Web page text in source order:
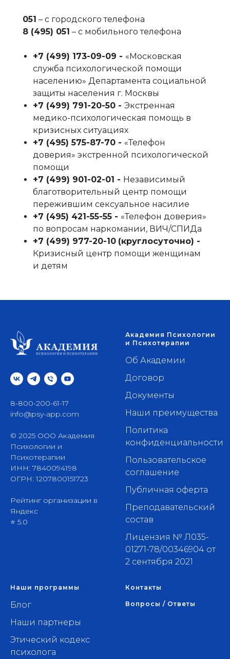
051 – с городского телефона
8 (495) 051 – с мобильного телефона
+7 (499) 173-09-09‬ - «Московская
служба психологической помощи
населению» Департамента социальной
защиты населения г. Москвы
+7 (499) 791-20-50‬ - Экстренная
медико-психологическая помощь в
кризисных ситуациях
+7 (495) 575-87-70‬ - «Телефон
доверия» экстренной психологической
помощи
+7 (499) 901-02-01‬ - Независимый
благотворительный центр помощи
пережившим сексуальное насилие
+7 (495) 421-55-55‬ - «Телефон доверия»
по вопросам наркомании, ВИЧ/СПИДа
+7 (499) 977-20-10 (круглосуточно) -
Кризисный центр помощи женщинам
и детям
8-800-200-61-17
info@psy-app.com
© 2025 ООО Академия
Психологии и
Психотерапии
ИНН: 7840094198
ОГРН: 1207800151723
Рейтинг организации в
Яндекс
⭐ 5.0
Академия Психологии
и Психотерапии
Об Академии
Договор
Документы
Наши преимущества
Политика
конфиденциальности
Пользовательское
соглашение
Публичная оферта
Преподавательский
состав
Лицензия № Л035-
01271-78/00346904 от
2 сентября 2021
Наши программы
Блог
Наши партнеры
Этический кодекс
психолога
Контакты
Вопросы / Ответы